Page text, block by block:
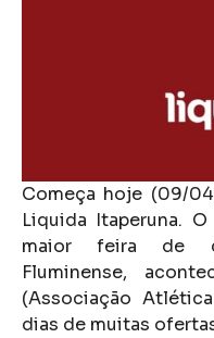
Começa hoje (09/
Liquida Itaperuna.
maior feira de
Fluminense,
(Associação
dias de muitas